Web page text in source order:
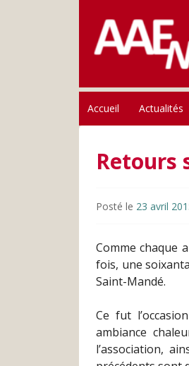
AAE-
Accueil Actualités
Retours
Posté le 23 avril
Comme chaque
fois, une
Saint-Mandé.
Ce fut
ambiance
l’association,